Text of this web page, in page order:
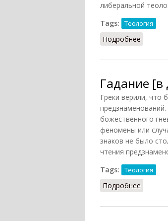
либеральной
Tags:
Теология
Подробнее
Гадание
Греки верили, что
божественного
феномены или
знаков не было
чтения
Tags:
Теология
Подробнее